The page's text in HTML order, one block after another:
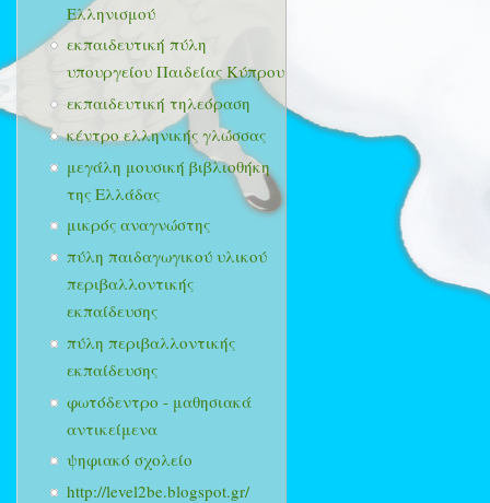
Ελληνισμού
εκπαιδευτική πύλη
υπουργείου Παιδείας Κύπρου
εκπαιδευτική τηλεόραση
κέντρο ελληνικής γλώσσας
μεγάλη μουσική βιβλιοθήκη
της Ελλάδας
μικρός αναγνώστης
πύλη παιδαγωγικού υλικού
περιβαλλοντικής
εκπαίδευσης
πύλη περιβαλλοντικής
εκπαίδευσης
φωτόδεντρο - μαθησιακά
αντικείμενα
ψηφιακό σχολείο
http://level2be.blogspot.gr/